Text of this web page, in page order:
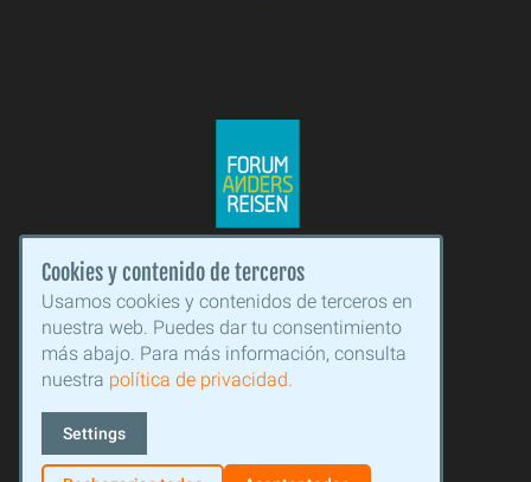
Cookies y contenido de terceros
Usamos cookies y contenidos de terceros en
nuestra web. Puedes dar tu consentimiento
más abajo. Para más información, consulta
nuestra política de privacidad.
Settings